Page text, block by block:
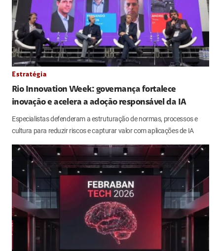
Estratégia
Rio Innovation Week: governança fortalece
inovação e acelera a adoção responsável da IA
Especialistas defenderam a estruturação de normas, processos e
cultura para reduzir riscos e capturar valor com aplicações de IA